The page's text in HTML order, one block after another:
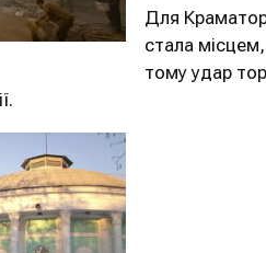
Для
стала
тому удар